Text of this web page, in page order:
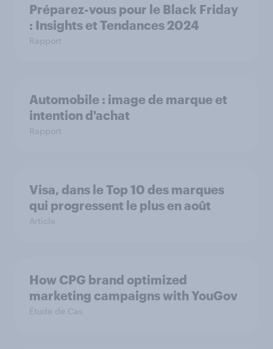
Préparez-vous pour le Black Friday
: Insights et Tendances 2024
Rapport
Automobile : image de marque et
intention d'achat
Rapport
Visa, dans le Top 10 des marques
qui progressent le plus en août
Article
How CPG brand optimized
marketing campaigns with YouGov
Étude de Cas